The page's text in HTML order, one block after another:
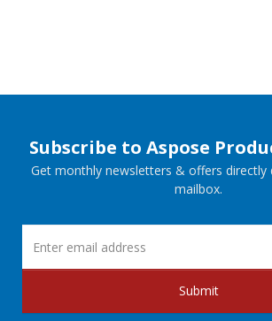
Subscribe to Aspose
Get monthly newsletters & offers directly
mailbox.
Submit